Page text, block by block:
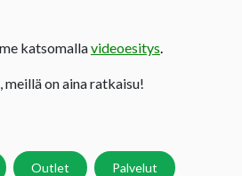
katsomallavideoesitys.
meillä on aina ratkaisu!
Outlet Palvelut